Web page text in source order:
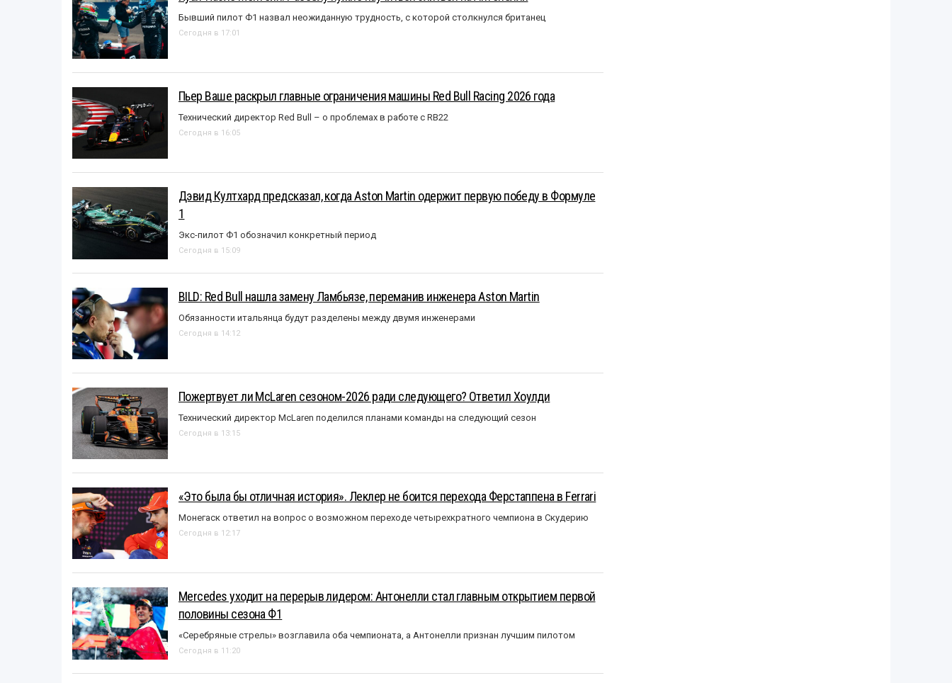
Бывший пилот Ф1 назвал неожиданную трудность, с которой столкнулся британец
Сегодня в 17:01
Пьер Ваше раскрыл главные ограничения машины Red Bull Racing 2026 года
Технический директор Red Bull – о проблемах в работе с RB22
Сегодня в 16:05
Дэвид Култхард предсказал, когда Aston Martin одержит первую победу в Формуле
1
Экс-пилот Ф1 обозначил конкретный период
Сегодня в 15:09
BILD: Red Bull нашла замену Ламбьязе, переманив инженера Aston Martin
Обязанности итальянца будут разделены между двумя инженерами
Сегодня в 14:12
Пожертвует ли McLaren сезоном-2026 ради следующего? Ответил Хоулди
Технический директор McLaren поделился планами команды на следующий сезон
Сегодня в 13:15
«Это была бы отличная история». Леклер не боится перехода Ферстаппена в Ferrari
Монегаск ответил на вопрос о возможном переходе четырехкратного чемпиона в Скудерию
Сегодня в 12:17
Mercedes уходит на перерыв лидером: Антонелли стал главным открытием первой
половины сезона Ф1
«Серебряные стрелы» возглавила оба чемпионата, а Антонелли признан лучшим пилотом
Сегодня в 11:20